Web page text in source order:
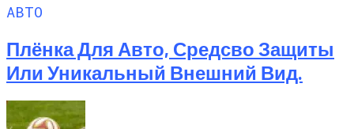
АВТО
Плёнка Для Авто, Средсво Защиты
Или Уникальный Внешний Вид.